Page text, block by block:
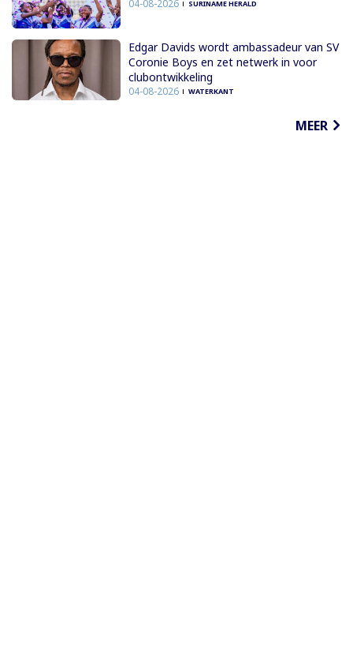
04-08-2026 SURINAME HERALD
Edgar Davids wordt ambassadeur van SV
Coronie Boys en zet netwerk in voor
clubontwikkeling
04-08-2026 WATERKANT
MEER